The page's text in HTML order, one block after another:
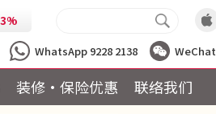
WhatsApp 9228 2138 WeChat
装修·保险优惠 联络我们